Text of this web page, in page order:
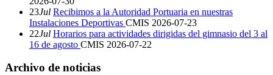
23Jul Recibimos a la Autoridad Portuaria en nuestras
Instalaciones Deportivas CMIS 2026-07-23
22Jul Horarios para actividades dirigidas del gimnasio del 3 al
16 de agosto CMIS 2026-07-22
Archivo de noticias